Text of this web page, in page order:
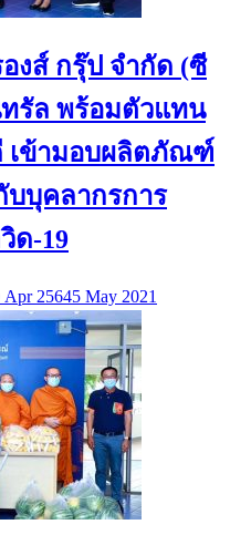
งส์ กรุ๊ป จำกัด (ซี
ทรัล พร้อมตัวแทน
เข้ามอบผลิตภัณฑ์
บบุคลากรการ
ด-19
Apr 25645 May 2021